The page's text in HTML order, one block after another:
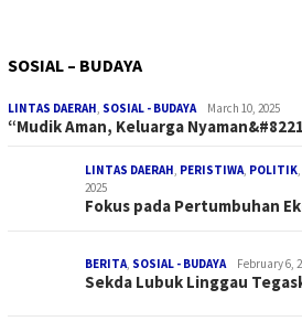
SOSIAL – BUDAYA
LINTAS DAERAH, SOSIAL - BUDAYA March 10, 2025
“Mudik Aman, Keluarga
LINTAS DAERAH, PERISTIWA, POLITIK,
2025
Fokus pada Pertumbuhan
BERITA, SOSIAL - BUDAYA February 6,
Sekda Lubuk Linggau